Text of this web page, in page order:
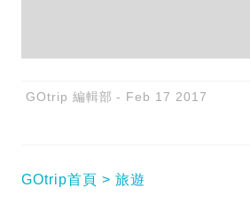
GOtrip 編輯部 Feb 17 2017
GOtrip首頁 旅遊